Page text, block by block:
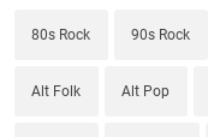
80s Rock 90s Rock
Alt Folk Alt Pop